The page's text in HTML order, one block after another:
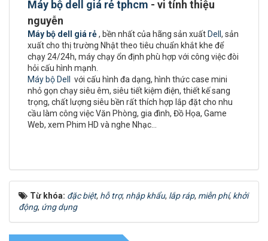
Máy bộ dell giá rẻ tphcm - vi tính thiệu
nguyễn
Máy bộ dell giá rẻ, bền nhất của hãng sản xuấtDell, sản
xuất cho thị trường Nhật theo tiêu chuẩn khắt khe để
chạy 24/24h, máy chạy ổn định phù hợp với công việc đòi
hỏi cấu hình mạnh.
Máy bộ Dell với cấu hình đa dạng, hình thức case mini
nhỏ gọn chạy siêu êm, siêu tiết kiệm điện, thiết kế sang
trọng, chất lượng siêu bền rất thích hợp lắp đặt cho nhu
cầu làm công việc Văn Phòng, gia đình, Đồ Họa, Game
Web, xem Phim HD và nghe Nhạc…
Từ khóa: đặc biệt, hỗ trợ, nhập khẩu, lắp ráp, miễn phí,khởi
động, ứng dụng